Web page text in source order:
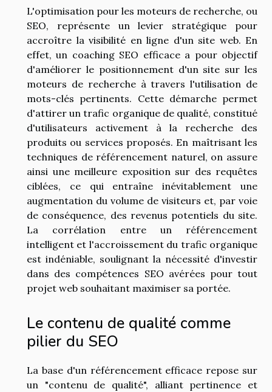
L'optimisation pour les moteurs de recherche, ou
SEO, représente un levier stratégique pour
accroître la visibilité en ligne d'un site web. En
effet, un coaching SEO efficace a pour objectif
d'améliorer le positionnement d'un site sur les
moteurs de recherche à travers l'utilisation de
mots-clés pertinents. Cette démarche permet
d'attirer un trafic organique de qualité, constitué
d'utilisateurs activement à la recherche des
produits ou services proposés. En maîtrisant les
techniques de référencement naturel, on assure
ainsi une meilleure exposition sur des requêtes
ciblées, ce qui entraîne inévitablement une
augmentation du volume de visiteurs et, par voie
de conséquence, des revenus potentiels du site.
La corrélation entre un référencement
intelligent et l'accroissement du trafic organique
est indéniable, soulignant la nécessité d'investir
dans des compétences SEO avérées pour tout
projet web souhaitant maximiser sa portée.
Le contenu de qualité comme
pilier du SEO
La base d'un référencement efficace repose sur
un "contenu de qualité", alliant pertinence et